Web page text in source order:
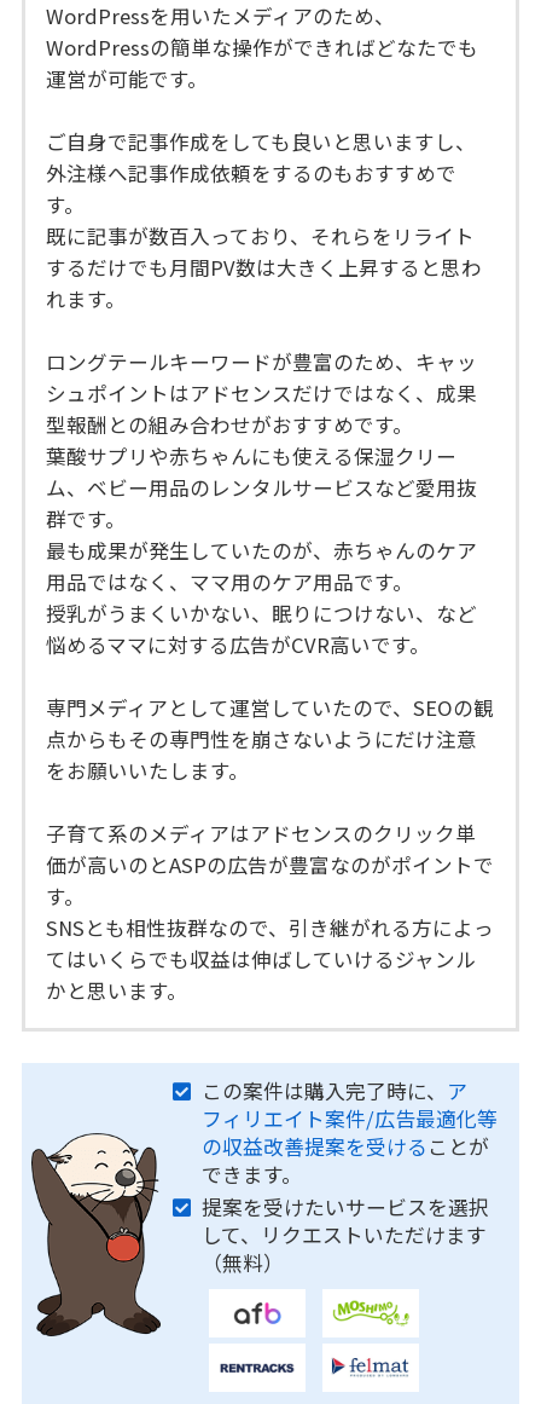
WordPressを用いたメディアのため、
WordPressの簡単な操作ができればどなたでも
運営が可能です。
ご自身で記事作成をしても良いと思いますし、
外注様へ記事作成依頼をするのもおすすめで
す。
既に記事が数百入っており、それらをリライト
するだけでも月間PV数は大きく上昇すると思わ
れます。
ロングテールキーワードが豊富のため、キャッ
シュポイントはアドセンスだけではなく、成果
型報酬との組み合わせがおすすめです。
葉酸サプリや赤ちゃんにも使える保湿クリー
ム、ベビー用品のレンタルサービスなど愛用抜
群です。
最も成果が発生していたのが、赤ちゃんのケア
用品ではなく、ママ用のケア用品です。
授乳がうまくいかない、眠りにつけない、など
悩めるママに対する広告がCVR高いです。
専門メディアとして運営していたので、SEOの観
点からもその専門性を崩さないようにだけ注意
をお願いいたします。
子育て系のメディアはアドセンスのクリック単
価が高いのとASPの広告が豊富なのがポイントで
す。
SNSとも相性抜群なので、引き継がれる方によっ
てはいくらでも収益は伸ばしていけるジャンル
かと思います。
この案件は購入完了時に、 ア
フィリエイト案件/広告最適化等
の収益改善提案を受ける ことが
できます。
提案を受けたいサービスを選択
して、リクエストいただけます
（無料）